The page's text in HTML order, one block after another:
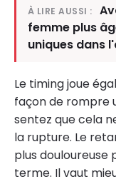
À LIRE AUSSI :
femme plus
uniques dans
Le timing joue
façon de rompre
sentez que cela
la rupture. Le
plus douloureuse
terme. Il vaut